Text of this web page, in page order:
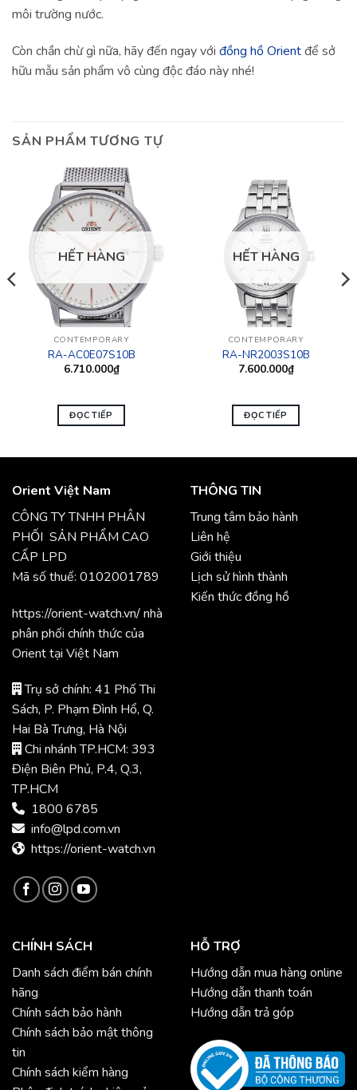
môi trường nước.
Còn chần chừ gì nữa, hãy đến ngay với đồng hồ Orientđể sở
hữu mẫu sản phẩm vô cùng độc đáo này nhé!
SẢN PHẨM TƯƠNG TỰ
HẾT HÀNG
CONTEMPORARY
RA-AC0E07S10B
6.710.000₫
ĐỌC TIẾP
HẾT HÀNG
CONTEMPORARY
RA-NR2003S10B
7.600.000₫
ĐỌC TIẾP
Orient Việt Nam
CÔNG TY TNHH PHÂN
PHỐI SẢN PHẨM CAO
CẤP LPD
Mã số thuế: 0102001789
https://orient-watch.vn/ nhà
phân phối chính thức của
Orient tại Việt Nam
Trụ sở chính: 41 Phố Thi
Sách, P. Phạm Đình Hổ, Q.
Hai Bà Trưng, Hà Nội
Chi nhánh TP.HCM: 393
Điện Biên Phủ, P.4, Q.3,
TP.HCM
1800 6785
info@lpd.com.vn
https://orient-watch.vn
THÔNG TIN
Trung tâm bảo hành
Liên hệ
Giới thiệu
Lịch sử hình thành
Kiến thức đồng hồ
CHÍNH SÁCH
Danh sách điểm bán chính
hãng
Chính sách bảo hành
Chính sách bảo mật thông
tin
Chính sách kiểm hàng
HỖ TRỢ
Hướng dẫn mua hàng online
Hướng dẫn thanh toán
Hướng dẫn trả góp